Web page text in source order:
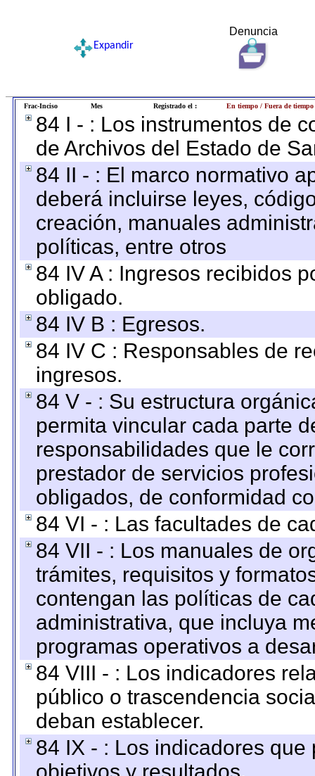
Denuncia
Expandir
Frac-Inciso Mes Registrado el : En tiempo / Fuera de tiempo
84 I - : Los instrumentos de
de Archivos del Estado de
84 II - : El marco normativo
deberá incluirse leyes,
creación, manuales
políticas, entre otros
84 IV A : Ingresos recibidos
obligado.
84 IV B : Egresos.
84 IV C : Responsables de
ingresos.
84 V - : Su estructura
permita vincular cada parte
responsabilidades que le
prestador de servicios
obligados, de conformidad
84 VI - : Las facultades de
84 VII - : Los manuales de
trámites, requisitos y
contengan las políticas de
administrativa, que incluya
programas operativos a
84 VIII - : Los indicadores
público o trascendencia
deban establecer.
84 IX - : Los indicadores